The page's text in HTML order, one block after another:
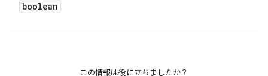
boolean
この情報は役に立ちましたか？